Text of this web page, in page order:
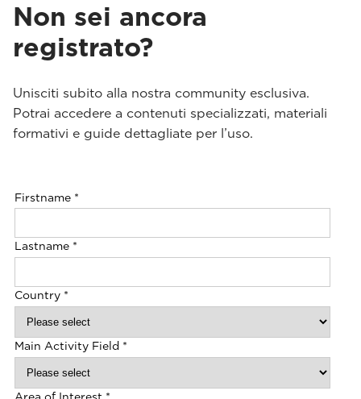
Non sei ancora
registrato?
Unisciti subito alla nostra community esclusiva.
Potrai accedere a contenuti specializzati, materiali
formativi e guide dettagliate per l’uso.
Firstname *
Lastname *
Country *
Main Activity Field *
Area of Interest *